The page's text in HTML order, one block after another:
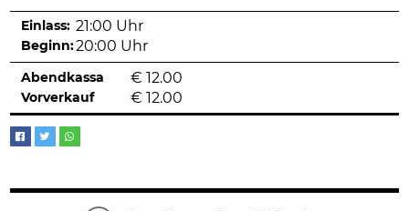
Einlass: 21:00 Uhr
Beginn:20:00 Uhr
Abendkassa € 12.00
Vorverkauf € 12.00